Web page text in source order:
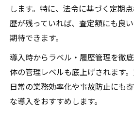
します。特に、法令に基づく定期
歴が残っていれば、査定額にも良
期待できます。
導入時からラベル・履歴管理を徹
体の管理レベルも底上げされます。
日常の業務効率化や事故防止にも
な導入をおすすめします。